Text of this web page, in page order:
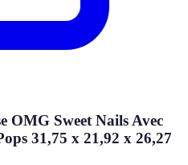
Sweet Nails Avec
31,75 x 21,92 x 26,27